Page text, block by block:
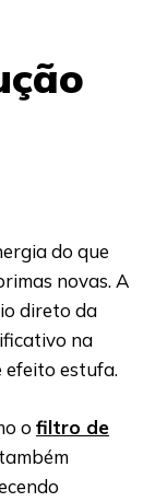
do que
novas. A
direto da
na
efeito estufa.
o filtro de
também